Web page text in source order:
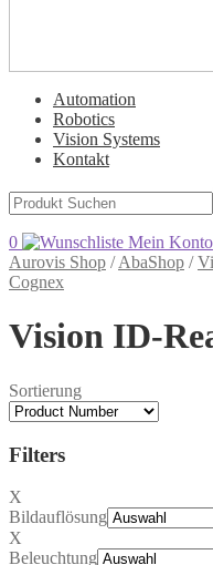
Automation
Robotics
Vision Systems
Kontakt
0
Mein Konto
Aurovis Shop /AbaShop /
Cognex
Vision ID-
Sortierung
Filters
X
Bildauflösung
X
Beleuchtung